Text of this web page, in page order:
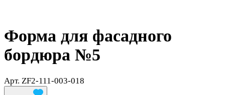
Форма для фасадного
бордюра №5
Арт. ZF2-111-003-018